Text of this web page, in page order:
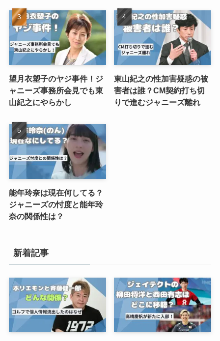
望月衣塑子のヤジ事件！ジ
ャニーズ事務所会見でも東
山紀之にやらかし
東山紀之の性加害疑惑の被
害者は誰？CM契約打ち切
りで進むジャニーズ離れ
能年玲奈は現在何してる？
ジャニーズの忖度と能年玲
奈の関係性は？
新着記事